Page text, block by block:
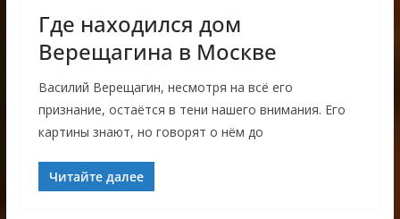
Где находился дом
Верещагина в Москве
Василий Верещагин, несмотря на всё его
признание, остаётся в тени нашего внимания. Его
картины знают, но говорят о нём до
Читайте далее